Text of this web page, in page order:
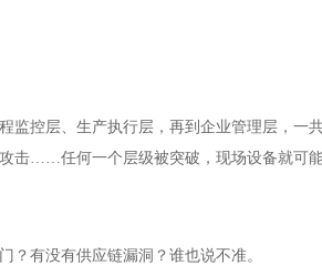
监控层、生产执行层，再到企业管理层，一
击……任何一个层级被突破，现场设备就可
？有没有供应链漏洞？谁也说不准。